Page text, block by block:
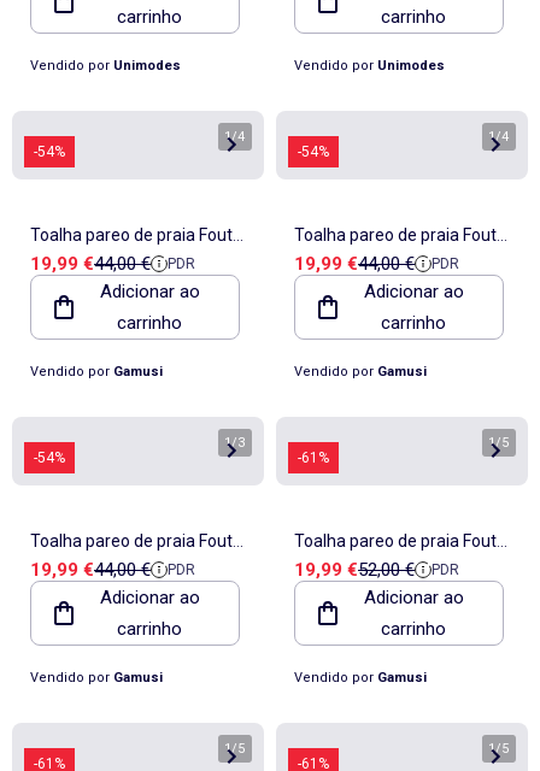
carrinho
Vendido por Unimodes
carrinho
Vendido por Unimodes
-54%
1/4
Toalha pareo de praia Fouta,
tecido em relevo - Gamusi.
Preço de venda
19,99 €Preço de referência
44,00 € PDR
Adicionar ao
carrinho
Vendido por Gamusi
-54%
1/4
Toalha pareo de praia Fouta,
tecido em relevo - Gamusi.
Preço de venda
19,99 €Preço de referência
44,00 € PDR
Adicionar ao
carrinho
Vendido por Gamusi
-54%
1/3
Toalha pareo de praia Fouta,
tecido em relevo - Gamusi.
Preço de venda
19,99 €Preço de referência
44,00 € PDR
Adicionar ao
carrinho
Vendido por Gamusi
-61%
1/5
Toalha pareo de praia Fouta,
tecido em relevo - Gamusi.
Preço de venda
19,99 €Preço de referência
52,00 € PDR
Adicionar ao
carrinho
Vendido por Gamusi
-61%
1/5
-61%
1/5